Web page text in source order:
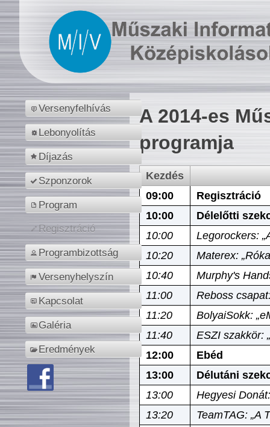
Versenyfelhívás
Lebonyolítás
Díjazás
Szponzorok
Program
Regisztráció
Programbizottság
Versenyhelyszín
Kapcsolat
Galéria
Eredmények
A 2014-es
programja
Kezdés
09:00
Regisztráció
10:00
Délelőtti
10:00
Legorockers:
10:20
Materex:
10:40
Murphy's
11:00
Reboss
11:20
BolyaiSokk:
11:40
ESZI szakkör:
12:00
Ebéd
13:00
Délutáni
13:00
Hegyesi
13:20
TeamTAG: „A